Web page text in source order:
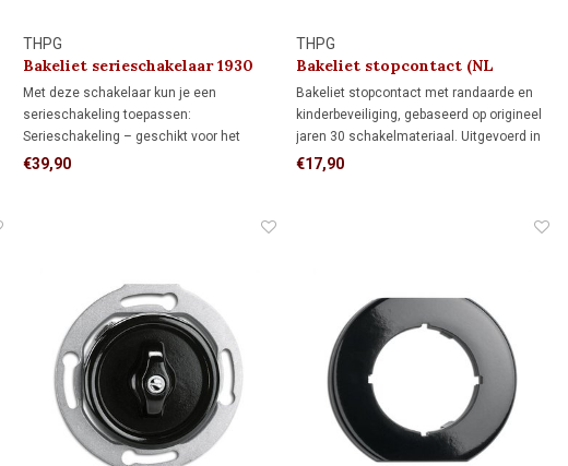
THPG
Bakeliet serieschakelaar 1930
Met deze schakelaar kun je een
serieschakeling toepassen:
Serieschakeling – geschikt voor het
onafhankelijk schakelen van twee
€39,90
THPG
Bakeliet stopcontact (NL
kindveilig) 1930
Bakeliet stopcontact met randaarde en
kinderbeveiliging, gebaseerd op origineel
jaren 30 schakelmateriaal. Uitgevoerd in
zwart bakeliet en geschikt voor standaard
€17,90